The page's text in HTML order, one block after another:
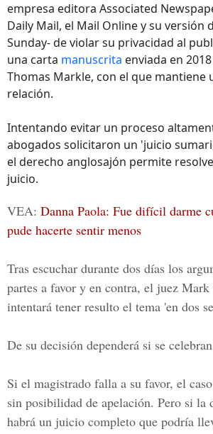
empresa editora Associated
Daily Mail, el Mail Online y su versión
Sunday- de violar su privacidad al
una carta manuscrita enviada en
Thomas Markle, con el que mantiene
relación.
Intentando evitar un proceso
abogados solicitaron un 'juicio
el derecho anglosajón permite
juicio.
VEA: Danna Paola: Fue difícil darme
pude hacerte sentir menos
Tras escuchar durante dos días los
partes a favor y en contra, el juez
intentará tener resulto el tema 'en dos
De su decisión dependerá si se
Si el magistrado falla a su favor, el
sin posibilidad de apelación. Pero si la
habrá un juicio completo que podría